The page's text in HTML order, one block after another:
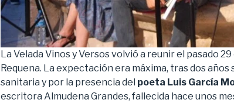
La Velada Vinos y Versos volvió a reunir el pasado
Requena. La expectación era máxima, tras dos
sanitaria y por la presencia del poeta Luis García
escritora Almudena Grandes, fallecida hace unos